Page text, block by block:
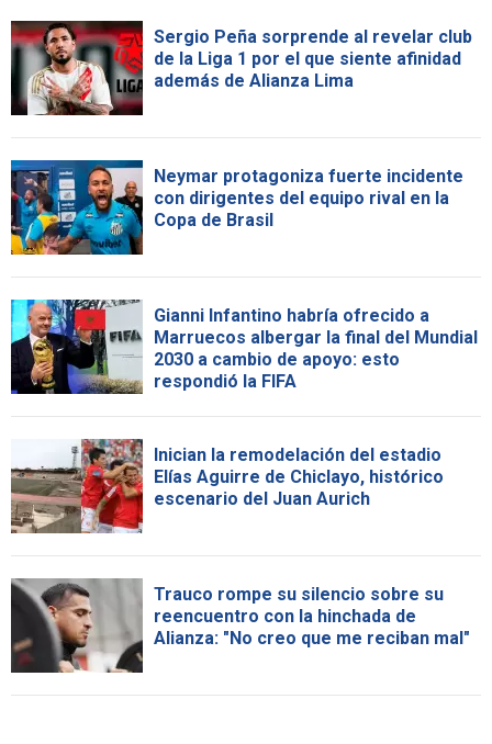
Sergio Peña sorprende al revelar club
de la Liga 1 por el que siente afinidad
además de Alianza Lima
Neymar protagoniza fuerte incidente
con dirigentes del equipo rival en la
Copa de Brasil
Gianni Infantino habría ofrecido a
Marruecos albergar la final del Mundial
2030 a cambio de apoyo: esto
respondió la FIFA
Inician la remodelación del estadio
Elías Aguirre de Chiclayo, histórico
escenario del Juan Aurich
Trauco rompe su silencio sobre su
reencuentro con la hinchada de
Alianza: "No creo que me reciban mal"